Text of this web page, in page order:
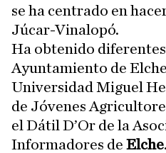
se ha centrado en
Júcar-Vinalopó.
Ha obtenido
Ayuntamiento de
Universidad Miguel
de Jóvenes
el Dátil D’Or de la
Informadores de Elche.